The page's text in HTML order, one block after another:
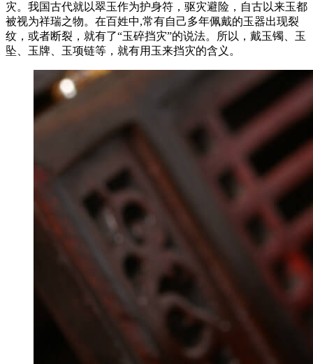
灾。我国古代就以翠玉作为护身符，驱灾避险，自古以来玉都
被视为祥瑞之物。在百姓中,常有自己多年佩戴的玉器出现裂
纹，或者断裂，就有了“玉碎挡灾”的说法。所以，戴玉镯、玉
坠、玉牌、玉项链等，就有用玉来挡灾的含义。